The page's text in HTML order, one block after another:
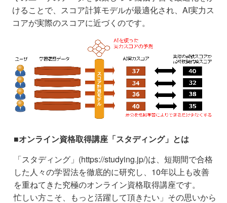
けることで、スコア計算モデルが最適化され、AI実力ス
コアが実際のスコアに近づくのです。
■オンライン資格取得講座「スタディング」とは
「スタディング」(https://studying.jp/)は、短期間で合格
した人々の学習法を徹底的に研究し、10年以上も改善
を重ねてきた究極のオンライン資格取得講座です。
忙しい方こそ、もっと活躍して頂きたい」その思いから